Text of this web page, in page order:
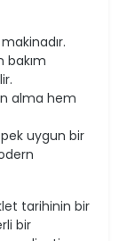
bakım
alma hem
uygun bir
tarihinin bir
bir